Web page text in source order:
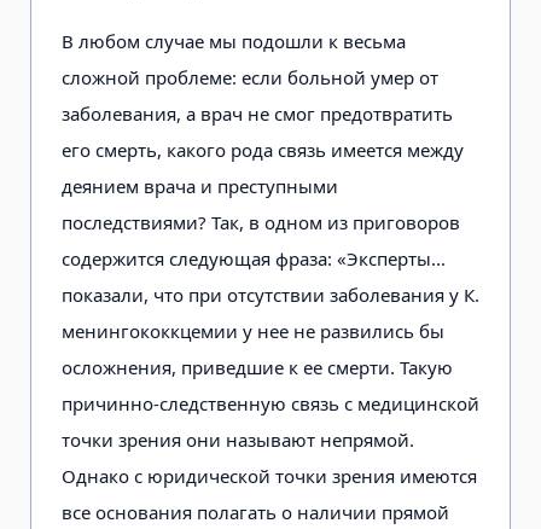
В любом случае мы подошли к весьма
сложной проблеме: если больной умер от
заболевания, а врач не смог предотвратить
его смерть, какого рода связь имеется между
деянием врача и преступными
последствиями? Так, в одном из приговоров
содержится следующая фраза: «Эксперты...
показали, что при отсутствии заболевания у К.
менингококкцемии у нее не развились бы
осложнения, приведшие к ее смерти. Такую
причинно-следственную связь с медицинской
точки зрения они называют непрямой.
Однако с юридической точки зрения имеются
все основания полагать о наличии прямой